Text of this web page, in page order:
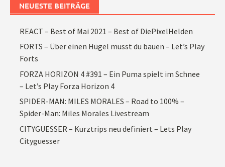
NEUESTE BEITRÄGE
REACT – Best of Mai 2021 – Best of DiePixelHelden
FORTS – Über einen Hügel musst du bauen – Let’s Play
Forts
FORZA HORIZON 4 #391 – Ein Puma spielt im Schnee
– Let’s Play Forza Horizon 4
SPIDER-MAN: MILES MORALES – Road to 100% –
Spider-Man: Miles Morales Livestream
CITYGUESSER – Kurztrips neu definiert – Lets Play
Cityguesser